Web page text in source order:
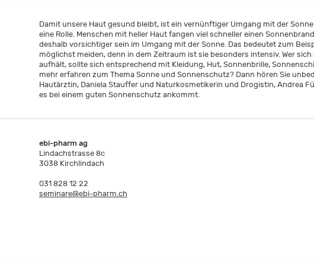
Damit unsere Haut gesund bleibt, ist ein vernünftiger Umgang mit der
eine Rolle. Menschen mit heller Haut fangen viel schneller einen
deshalb vorsichtiger sein im Umgang mit der Sonne. Das bedeutet zum
möglichst meiden, denn in dem Zeitraum ist sie besonders intensiv. Wer
aufhält, sollte sich entsprechend mit Kleidung, Hut, Sonnenbrille,
mehr erfahren zum Thema Sonne und Sonnenschutz? Dann hören Sie
Hautärztin, Daniela Stauffer und Naturkosmetikerin und Drogistin, Andrea
es bei einem guten Sonnenschutz ankommt.
ebi-pharm ag
Lindachstrasse 8c
3038 Kirchlindach
031 828 12 22
seminare@ebi-pharm.ch